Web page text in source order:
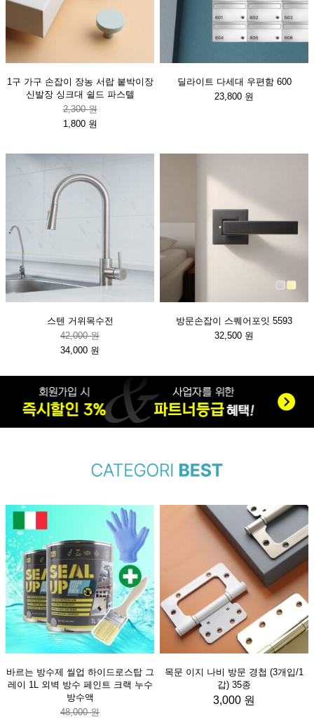
1구 가구 손잡이 장농 서랍 붙박이장
신발장 싱크대 쉴드 파스텔
2,300 원
1,800 원
딜라이트 다세대 우편함 600
23,800 원
스텐 거위목수전
42,000 원
34,000 원
방문손잡이 스퀘어포잇 5593
32,500 원
바르는 방수제 씰업 하이드로스탑 그
레이 1L 외벽 방수 페인트 크랙 누수
방수액
48,000 원
목문 이지 나비 방문 경첩 (3개입/1
갑) 35종
3,000 원